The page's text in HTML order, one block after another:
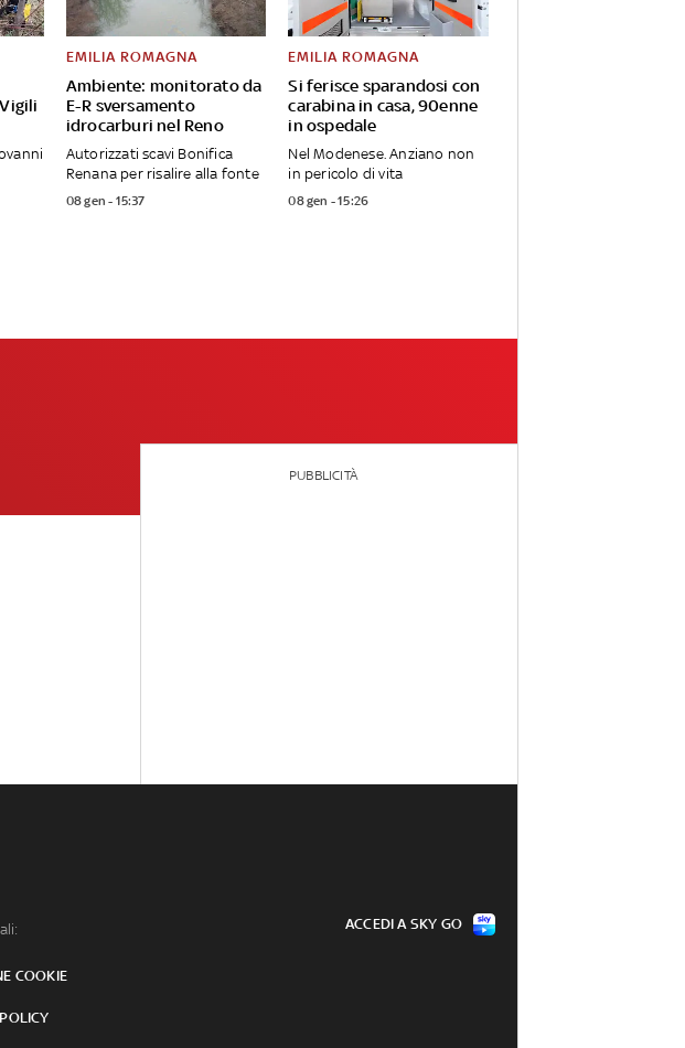
Ambiente: monitorato da
E-R sversamento
idrocarburi nel Reno
EMILIA ROMAGNA
Autorizzati scavi Bonifica
Renana per risalire alla fonte
08 gen - 15:37
Si ferisce sparandosi con
carabina in casa, 90enne
in ospedale
EMILIA ROMAGNA
Nel Modenese. Anziano non
in pericolo di vita
08 gen - 15:26
PUBBLICITÀ
COOKIE
ACCEDI A SKY GO